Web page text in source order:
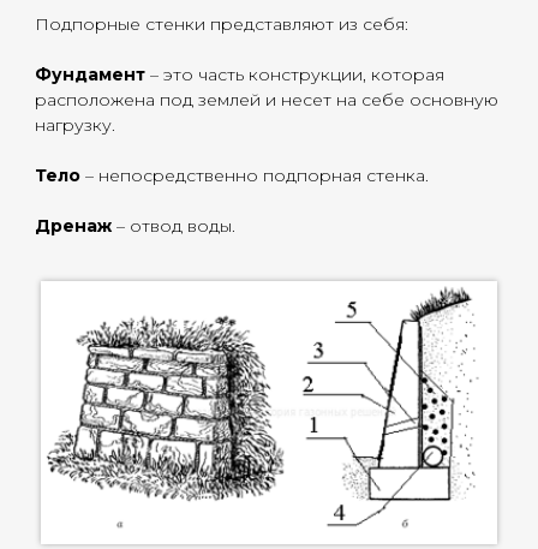
Подпорные стенки представляют из себя:
Фундамент – это часть конструкции, которая
расположена под землей и несет на себе основную
нагрузку.
Тело – непосредственно подпорная стенка.
Дренаж – отвод воды.